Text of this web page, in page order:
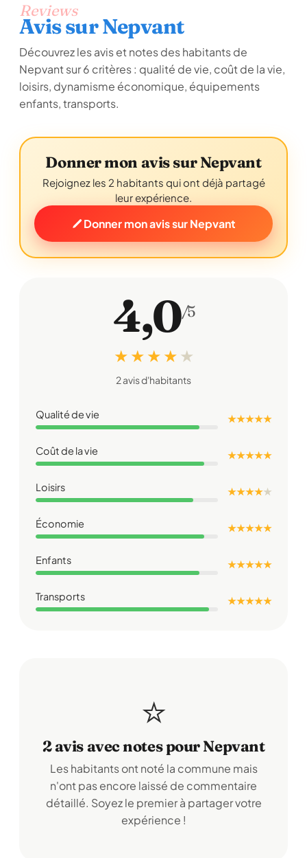
Reviews
Avis sur Nepvant
Découvrez les avis et notes des habitants de
Nepvant sur 6 critères : qualité de vie, coût de la vie,
loisirs, dynamisme économique, équipements
enfants, transports.
Donner mon avis sur Nepvant
Rejoignez les 2 habitants qui ont déjà partagé
leur expérience.
Donner mon avis sur Nepvant
4,0/5
★ ★ ★ ★ ★
2 avis d'habitants
Qualité de vie ★ ★ ★ ★ ★
Coût de la vie ★ ★ ★ ★ ★
Loisirs ★ ★ ★ ★★
Économie ★ ★ ★ ★ ★
Enfants ★ ★ ★ ★ ★
Transports ★ ★ ★ ★ ★
⭐
2 avis avec notes pour Nepvant
Les habitants ont noté la commune mais
n'ont pas encore laissé de commentaire
détaillé. Soyez le premier à partager votre
expérience !